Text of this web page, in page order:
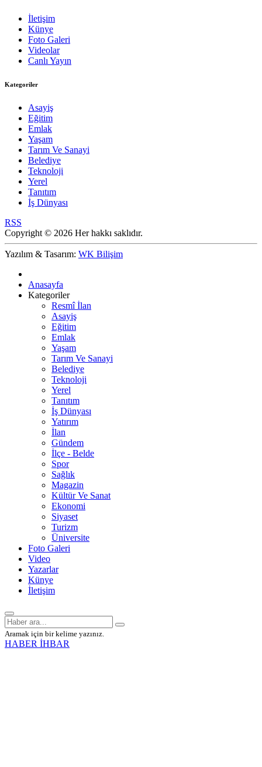
İletişim
Künye
Foto Galeri
Videolar
Canlı Yayın
Kategoriler
Asayiş
Eğitim
Emlak
Yaşam
Tarım Ve Sanayi
Belediye
Teknoloji
Yerel
Tanıtım
İş Dünyası
RSS
Copyright © 2026 Her hakkı saklıdır.
Yazılım & Tasarım: WK Bilişim
Anasayfa
Kategoriler
Resmî İlan
Asayiş
Eğitim
Emlak
Yaşam
Tarım Ve Sanayi
Belediye
Teknoloji
Yerel
Tanıtım
İş Dünyası
Yatırım
İlan
Gündem
İlçe - Belde
Spor
Sağlık
Magazin
Kültür Ve Sanat
Ekonomi
Siyaset
Turizm
Üniversite
Foto Galeri
Video
Yazarlar
Künye
İletişim
Aramak için bir kelime yazınız.
HABER İHBAR